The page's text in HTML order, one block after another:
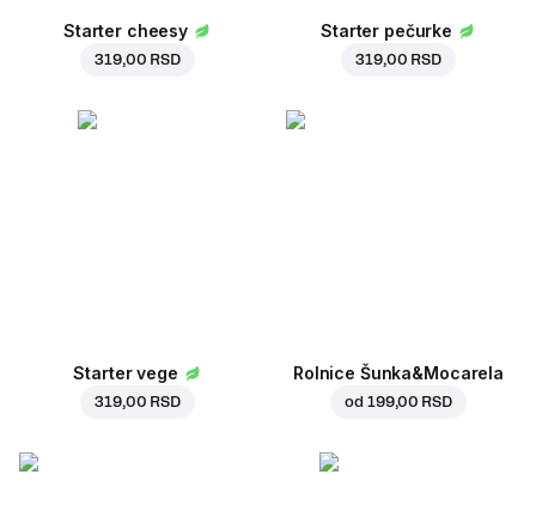
Starter cheesy
319,00 RSD
Starter pečurke
319,00 RSD
Starter vege
319,00 RSD
Rolnice Šunka&Mocarela
od 199,00 RSD